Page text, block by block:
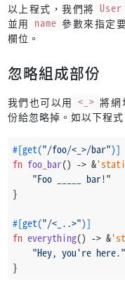
以上程式，我們將 User
並用 name 參數來指定
欄位。
忽略組成部份
我們也可以用 <_> 將網
份給忽略掉。如以下程式
#[get("/foo/<_>/bar")]
fn foo_bar() -> &
"Foo _____ bar!"
}
#[get("/<_..>")]
fn everything() -> &
"Hey, you're here."
}